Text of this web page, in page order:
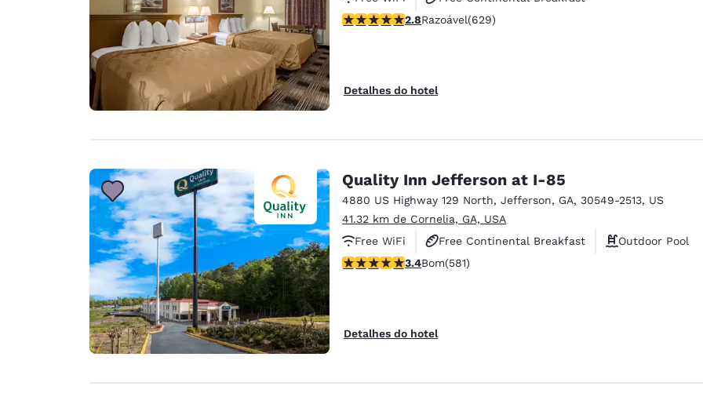
Free Hot Breakfast
classificação 2.75 estrelas. Razoável. 629 avaliações
2.8Razoável(629)
Detalhes do hotel
Quality Inn Jefferson at I-85
4880 US Highway 129 North, Jefferson, GA, 30549-2513, US
41.32 km de Cornelia, GA, USA
Free WiFi
Free Continental Breakfast
Outdoor Pool
classificação 3.42 estrelas. Bom. 581 avaliações
3.4Bom(581)
Detalhes do hotel